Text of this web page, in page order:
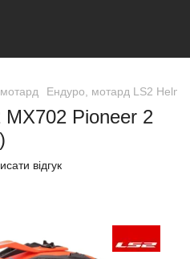
Ендуро, мотард LS2
Pioneer 2
відгук